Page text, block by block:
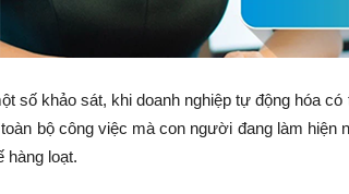
số khảo sát, khi doanh nghiệp tự động hóa
bộ công việc mà con người đang làm
hàng loạt.